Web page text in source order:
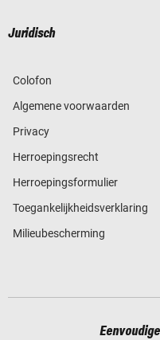
Juridisch
Colofon
Algemene voorwaarden
Privacy
Herroepingsrecht
Herroepingsformulier
Toegankelijkheidsverklaring
Milieubescherming